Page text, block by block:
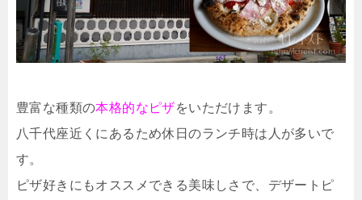
豊富な種類の本格的なピザをいただけます。
八千代座近くにあるため休日のランチ時は人が多いで
す。
ピザ好きにもオススメできる美味しさで、デザートピ